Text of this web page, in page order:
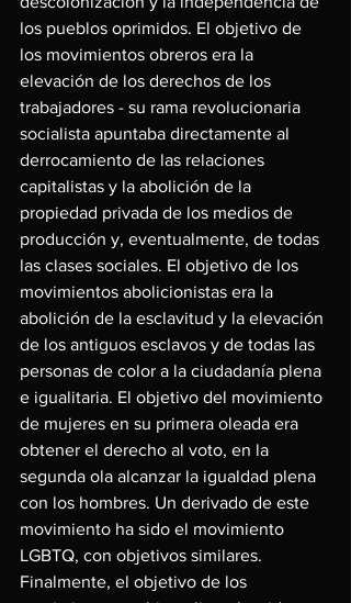
los pueblos oprimidos. El objetivo de
los movimientos obreros era la
elevación de los derechos de los
trabajadores - su rama revolucionaria
socialista apuntaba directamente al
derrocamiento de las relaciones
capitalistas y la abolición de la
propiedad privada de los medios de
producción y, eventualmente, de todas
las clases sociales. El objetivo de los
movimientos abolicionistas era la
abolición de la esclavitud y la elevación
de los antiguos esclavos y de todas las
personas de color a la ciudadanía plena
e igualitaria. El objetivo del movimiento
de mujeres en su primera oleada era
obtener el derecho al voto, en la
segunda ola alcanzar la igualdad plena
con los hombres. Un derivado de este
movimiento ha sido el movimiento
LGBTQ, con objetivos similares.
Finalmente, el objetivo de los